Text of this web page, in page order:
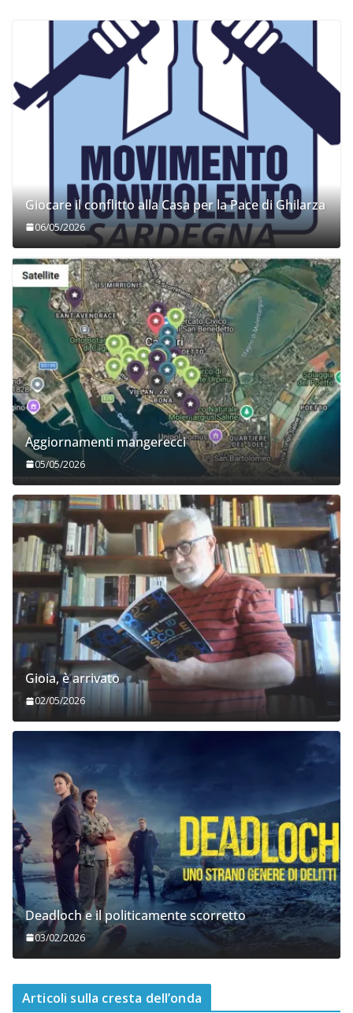
Giocare il conflitto alla Casa per la Pace di Ghilarza
06/05/2026
Aggiornamenti mangerecci
05/05/2026
Gioia, è arrivato
02/05/2026
Deadloch e il politicamente scorretto
03/02/2026
Articoli sulla cresta dell’onda